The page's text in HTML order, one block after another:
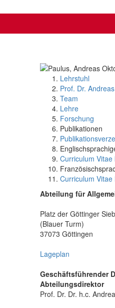
Lehrstuhl
Prof. Dr.
Team
Lehre
Forschung
Publikationen
Curriculum Vitae
Curriculum Vitae
Abteilung für
Platz der Göttinger
(Blauer Turm)
37073 Göttingen
Lageplan
Geschäftsführender
Abteilungsdirektor
Prof. Dr. Dr. h.c.